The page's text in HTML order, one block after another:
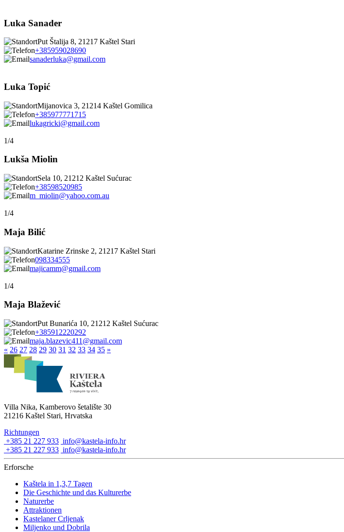
Luka Sanader
Put Štalija 8, 21217 Kaštel Stari
+385959028690
sanaderluka@gmail.com
Luka Topić
Mijanovica 3, 21214 Kaštel Gomilica
+385977771715
lukagricki@gmail.com
1/4
Lukša Miolin
Sela 10, 21212 Kaštel Sućurac
+38598520985
m_miolin@yahoo.com.au
1/4
Maja Bilić
Katarine Zrinske 2, 21217 Kaštel Stari
098334555
majicamm@gmail.com
1/4
Maja Blažević
Put Bunarića 10, 21212 Kaštel Sućurac
+385912220292
maja.blazevic411@gmail.com
« 26 27 28 29 30 31 32 33 34 35 »
Villa Nika, Kamberovo šetalište 30
21216 Kaštel Stari, Hrvatska
Richtungen
+385 21 227 933 info@kastela-info.hr
+385 21 227 933 info@kastela-info.hr
Erforsche
Kaštela in 1,3,7 Tagen
Die Geschichte und das Kulturerbe
Naturerbe
Attraktionen
Kastelaner Crljenak
Miljenko und Dobrila